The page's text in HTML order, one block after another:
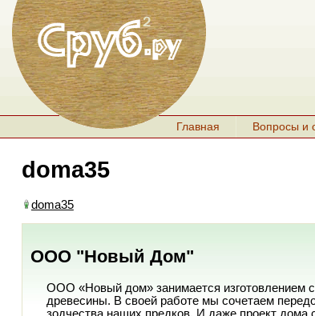
Главная Вопросы и
doma35
doma35
ООО "Новый Дом"
ООО «Новый дом» занимается изготовлением
древесины. В своей работе мы сочетаем